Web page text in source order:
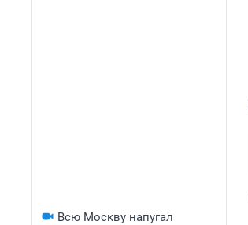
Всю Москву напугал